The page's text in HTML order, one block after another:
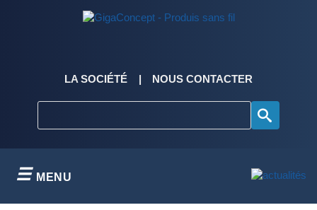
LA SOCIÉTÉ NOUS CONTACTER
MENU